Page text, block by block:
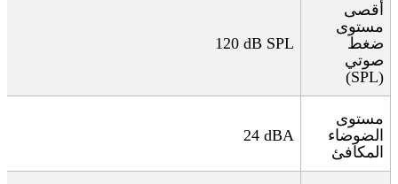
أقصى
مستوى
ضغط
صوتي
(SPL)
120 dB SPL
مستوى
الضوضاء
المكافئ
24 dBA